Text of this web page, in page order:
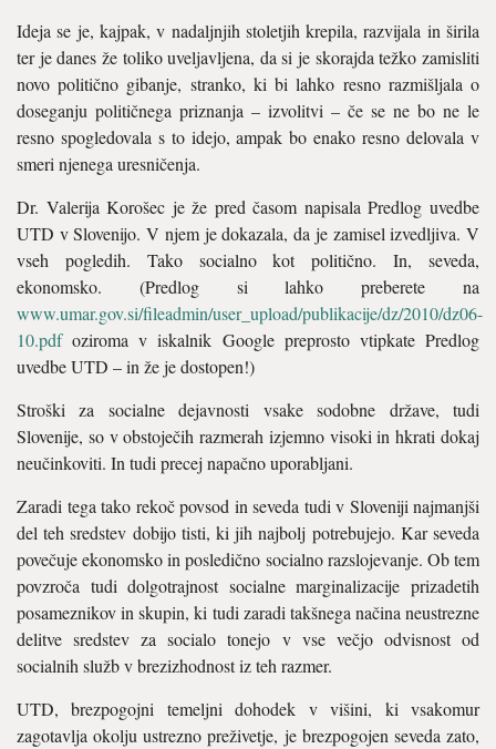
Ideja se je, kajpak, v nadaljnjih stoletjih krepila, razvijala in širila
ter je danes že toliko uveljavljena, da si je skorajda težko zamisliti
novo politično gibanje, stranko, ki bi lahko resno razmišljala o
doseganju političnega priznanja – izvolitvi – če se ne bo ne le
resno spogledovala s to idejo, ampak bo enako resno delovala v
smeri njenega uresničenja.
Dr. Valerija Korošec je že pred časom napisala Predlog uvedbe
UTD v Slovenijo. V njem je dokazala, da je zamisel izvedljiva. V
vseh pogledih. Tako socialno kot politično. In, seveda,
ekonomsko. (Predlog si lahko preberete na
www.umar.gov.si/fileadmin/user_upload/publikacije/dz/2010/dz06-
10.pdfoziroma v iskalnik Google preprosto vtipkate Predlog
uvedbe UTD – in že je dostopen!)
Stroški za socialne dejavnosti vsake sodobne države, tudi
Slovenije, so v obstoječih razmerah izjemno visoki in hkrati dokaj
neučinkoviti. In tudi precej napačno uporabljani.
Zaradi tega tako rekoč povsod in seveda tudi v Sloveniji najmanjši
del teh sredstev dobijo tisti, ki jih najbolj potrebujejo. Kar seveda
povečuje ekonomsko in posledično socialno razslojevanje. Ob tem
povzroča tudi dolgotrajnost socialne marginalizacije prizadetih
posameznikov in skupin, ki tudi zaradi takšnega načina neustrezne
delitve sredstev za socialo tonejo v vse večjo odvisnost od
socialnih služb v brezizhodnost iz teh razmer.
UTD, brezpogojni temeljni dohodek v višini, ki vsakomur
zagotavlja okolju ustrezno preživetje, je brezpogojen seveda zato,